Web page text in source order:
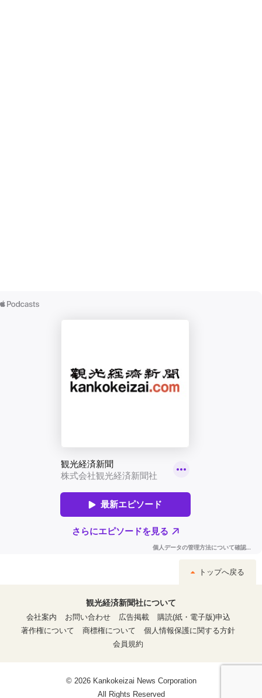
トップへ戻る
観光経済新聞社について
会社案内
お問い合わせ 広告掲載
購読(紙・電子版)申込
著作権について
商標権について
個人情報保護に関する方針
会員規約
© 2026 Kankokeizai News Corporation
All Rights Reserved